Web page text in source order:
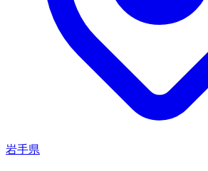
岩手県